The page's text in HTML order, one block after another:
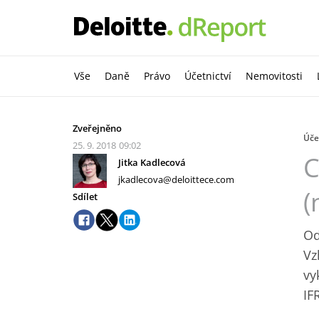
Vše Daně Právo Účetnictví Nemovitosti
Zveřejněno
25. 9. 2018 09:02
Jitka Kadlecová
jkadlecova@deloittece.com
Sdílet